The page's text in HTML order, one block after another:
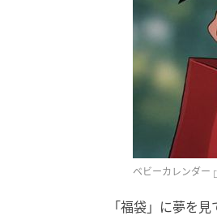
ベビーカレンダー
「福袋」に夢を